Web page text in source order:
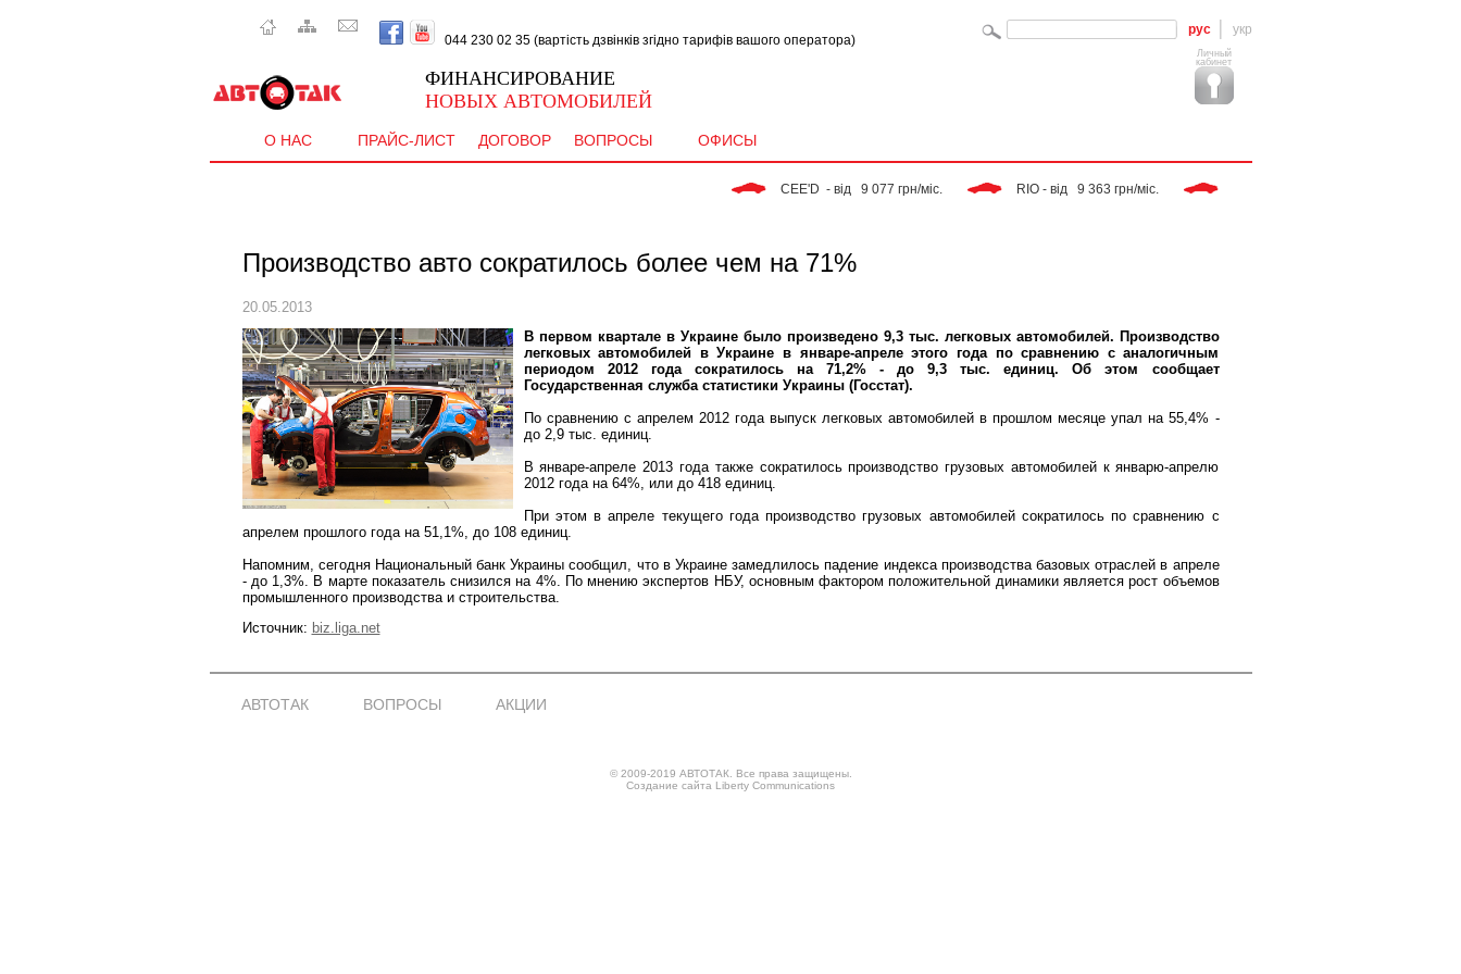
044 230 02 35 (вартість дзвінків згідно тарифів вашого оператора)
рус укр
ФИНАНСИРОВАНИЕ
НОВЫХ АВТОМОБИЛЕЙ
Личный
кабинет
О НАС ПРАЙС-ЛИСТ ДОГОВОР ВОПРОСЫ ОФИСЫ
CEE'D  - від   9 077 грн/міс. RIO - від   9 363 грн/міс. Tiggo - від   9 283 грн/міс.
Производство авто сократилось более чем на 71%
20.05.2013
В первом квартале в Украине было произведено 9,3 тыс. легковых автомобилей. Производство
легковых автомобилей в Украине в январе-апреле этого года по сравнению с аналогичным
периодом 2012 года сократилось на 71,2% - до 9,3 тыс. единиц. Об этом сообщает
Государственная служба статистики Украины (Госстат).
По сравнению с апрелем 2012 года выпуск легковых автомобилей в прошлом месяце упал на 55,4% -
до 2,9 тыс. единиц.
В январе-апреле 2013 года также сократилось производство грузовых автомобилей к январю-апрелю
2012 года на 64%, или до 418 единиц.
При этом в апреле текущего года производство грузовых автомобилей сократилось по сравнению с
апрелем прошлого года на 51,1%, до 108 единиц.
Напомним, сегодня Национальный банк Украины сообщил, что в Украине замедлилось падение индекса производства базовых отраслей в апреле
- до 1,3%. В марте показатель снизился на 4%. По мнению экспертов НБУ, основным фактором положительной динамики является рост объемов
промышленного производства и строительства.
Источник: biz.liga.net
АВТОТАК ВОПРОСЫ АКЦИИ
© 2009-2019 АВТОТАК. Все права защищены.
Создание сайта Liberty Communications